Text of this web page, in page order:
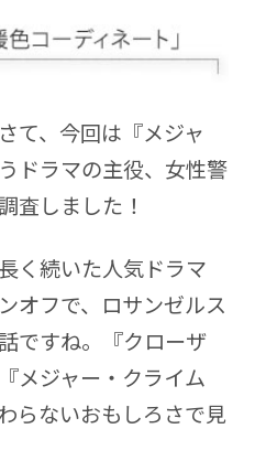
さて、今回は『メジャ
ドラマの主役、女性警
査しました！
長く続いた人気ドラマ
オフで、ロサンゼルス
ですね。『クローザ
メジャー・クライム
らないおもしろさで見